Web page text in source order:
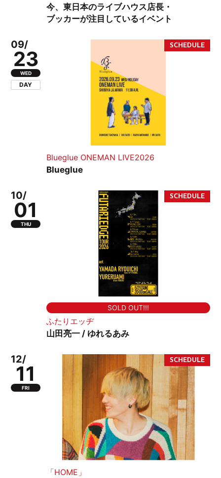
今、東日本のライブハウス店長・
ブッカーが注目しているイベント
09/
23
WED
DAY
Blueglue ONEMAN LIVE2026
Blueglue
10/
01
THU
SOLD OUT!!!
ふたりエッヂ
山田亮一 / ゆれるあみ
12/
11
FRI
「HOME」